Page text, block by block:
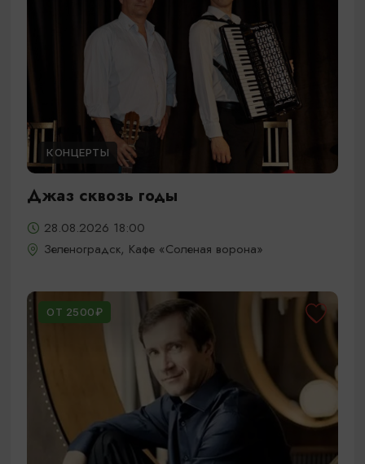
КОНЦЕРТЫ
Джаз сквозь годы
28.08.2026 18:00
Зеленоградск, Кафе «Соленая ворона»
ОТ 2500₽